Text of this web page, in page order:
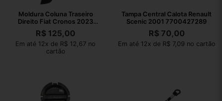
Moldura Coluna Traseiro
Direito Fiat Cronos 2023
100251525
R$ 125,00
Em até 12x de R$ 12,67 no
cartão
Tampa Central Calota Renault
Scenic 2001 7700427289
R$70,00
Em até 12x de R$ 7,09 no cartão